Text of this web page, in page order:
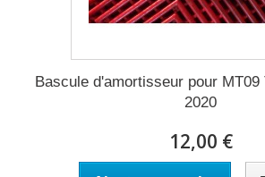
Bascule d'amortisseur pour MT09
2020
12,00 €